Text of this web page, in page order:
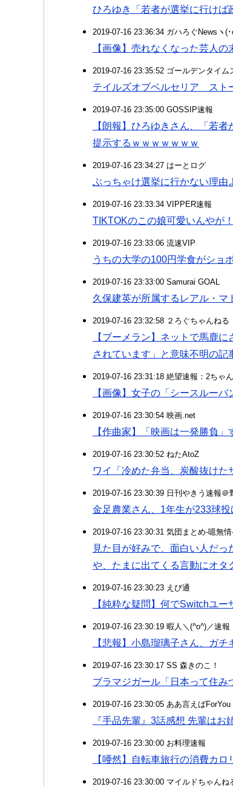
ひろゆき「若者が選挙に行けば
2019-07-16 23:36:34 ガハろぐNewsヽ(
【画像】売れなくなった芸人
2019-07-16 23:35:52 ゴールデンタイム
テイルズオブベルセリア ス
2019-07-16 23:35:00 GOSSIP速報
【朗報】ひろゆきさん、「若
提示するｗｗｗｗｗｗｗ
2019-07-16 23:34:27 はーとログ
ぶっちゃけ選挙に行かない理由
2019-07-16 23:33:34 VIPPER速報
TIKTOKのこの娘可愛いんやが
2019-07-16 23:33:06 流速VIP
うちの大学の100円学食がショ
2019-07-16 23:33:00 Samurai GOAL
久保建英が所属するレアル・
2019-07-16 23:32:58 ２ろぐちゃんねる
【ブーメラン】ネットで馬鹿
されています」と意味不明の記
2019-07-16 23:31:18 絶望速報：2ちゃ
【画像】女子の「シースルー
2019-07-16 23:30:54 映画.net
【作曲家】「映画は一発勝負
2019-07-16 23:30:52 ねたAtoZ
ワイ「冷めた弁当、炭酸抜けた
2019-07-16 23:30:39 日刊やきう速報＠
金足農業さん、1年生が233球
2019-07-16 23:30:31 気団まとめ-噫無
見た目が好みで、面白い人だ
や、たまに出てくる言動にオタ
2019-07-16 23:30:23 えび通
【純粋な疑問】何でSwitchユ
2019-07-16 23:30:19 暇人＼(^o^)／速報
【悲報】小島瑠璃子さん、ガチ
2019-07-16 23:30:17 SS 森きのこ！
ブラマジガール「日本って住み
2019-07-16 23:30:05 ああ言えばForYou
『手品先輩』3話感想 先輩はお
2019-07-16 23:30:00 お料理速報
【唖然】自転車旅行の消費カ
2019-07-16 23:30:00 マイルドちゃんね